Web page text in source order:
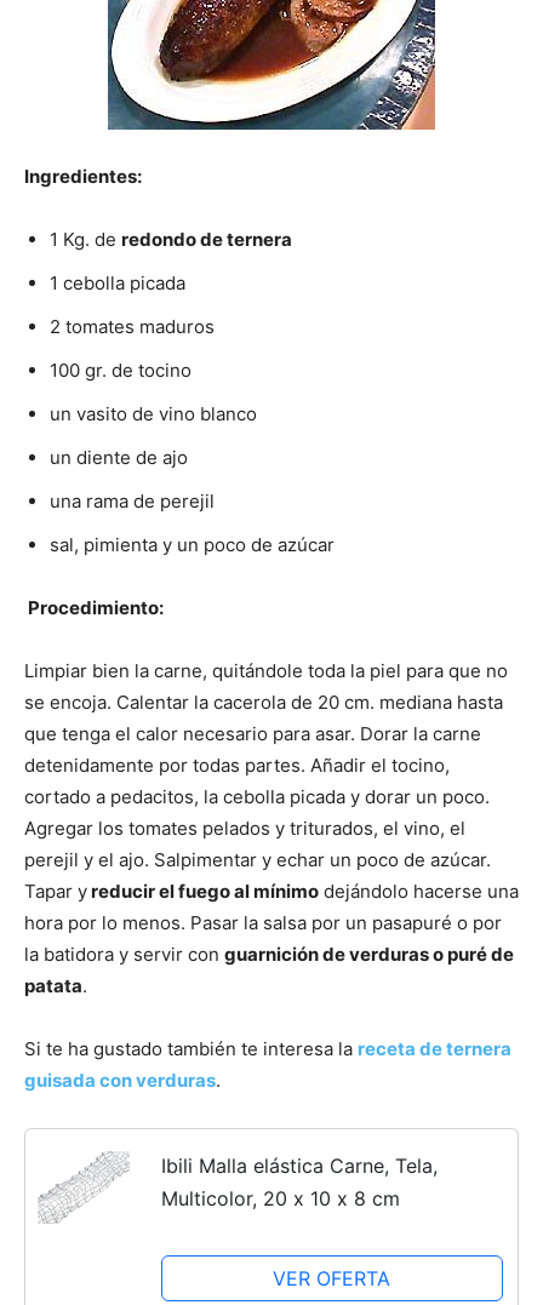
Fáciles
Ingredientes:
1 Kg. de redondo de ternera
1 cebolla picada
2 tomates maduros
100 gr. de tocino
un vasito de vino blanco
un diente de ajo
una rama de perejil
sal, pimienta y un poco de azúcar
Procedimiento:
Limpiar bien la carne, quitándole toda la piel para que no
se encoja. Calentar la cacerola de 20 cm. mediana hasta
que tenga el calor necesario para asar. Do­rar la carne
detenidamente por todas partes. Añadir el tocino,
cortado a pedacitos, la cebolla picada y dorar un poco.
Agregar los tomates pelados y tritura­dos, el vino, el
perejil y el ajo. Salpimentar y echar un poco de azúcar.
Tapar yreducir el fuego al mínimo dejándolo hacerse una
hora por lo menos. Pasar la salsa por un pasapuré o por
la batidora y servir con guarnición de verduras o puré de
patata.
Si te ha gustado también te interesa la receta de ternera
guisada con verduras.
Ibili Malla elástica Carne, Tela,
Multicolor, 20 x 10 x 8 cm
VER OFERTA